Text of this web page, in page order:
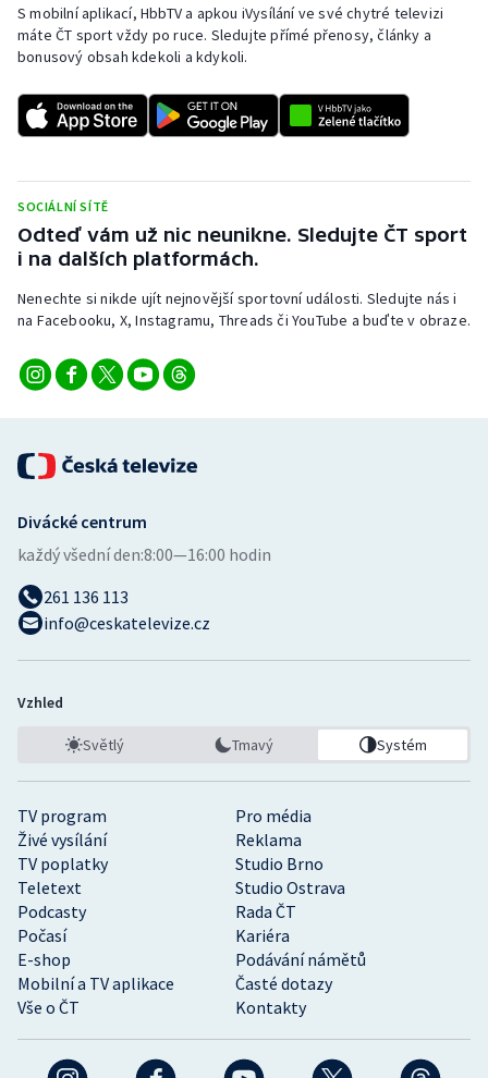
S mobilní aplikací, HbbTV a apkou iVysílání ve své chytré televizi
máte ČT sport vždy po ruce. Sledujte přímé přenosy, články a
bonusový obsah kdekoli a kdykoli.
SOCIÁLNÍ SÍTĚ
Odteď vám už nic neunikne. Sledujte ČT sport
i na dalších platformách.
Nenechte si nikde ujít nejnovější sportovní události. Sledujte nás i
na Facebooku, X, Instagramu, Threads či YouTube a buďte v obraze.
TV program
Pro média
Živé vysílání
Reklama
TV poplatky
Studio Brno
Teletext
Studio Ostrava
Podcasty
Rada ČT
Počasí
Kariéra
E-shop
Podávání námětů
Mobilní a TV aplikace
Časté dotazy
Vše o ČT
Kontakty
Divácké centrum
každý všední den:8:00—16:00 hodin
261 136 113
info@ceskatelevize.cz
Vzhled
Světlý Tmavý Systém